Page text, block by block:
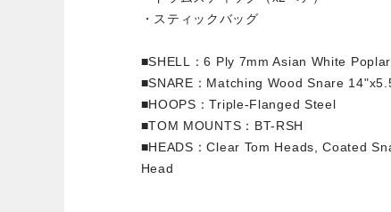
・スティックバッグ
■SHELL：6 Ply 7mm Asian White Poplar
■SNARE：Matching Wood Snare
■HOOPS：Triple-Flanged Steel
■TOM MOUNTS：BT-RSH
■HEADS：Clear Tom Heads, Coated
Head